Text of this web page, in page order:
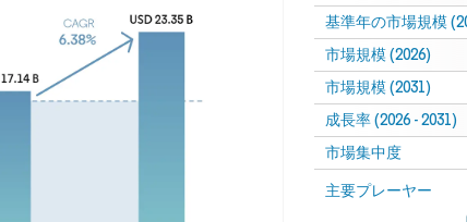
基準年の市場規模
市場規模 (2026)
市場規模 (2031)
成長率 (2026 - 2031)
市場集中度
主要プレーヤー
画像 © Mordor
画像 © Mordor Intelligence。再利用にはCC BY 4.0の表示が必要です。